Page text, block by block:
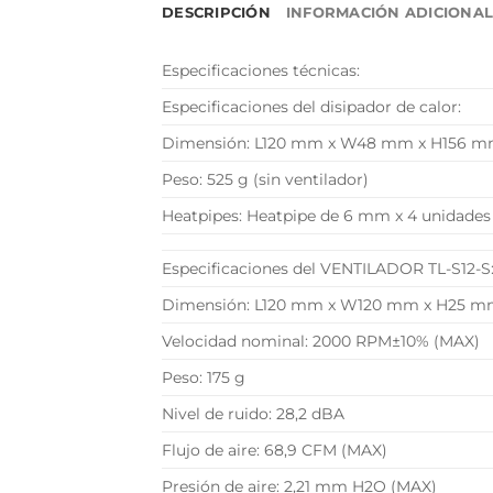
DESCRIPCIÓN INFORMACIÓN ADICIONAL
Especificaciones técnicas:
Especificaciones del disipador de calor:
Dimensión: L120 mm x W48 mm x H156
Peso: 525 g (sin ventilador)
Heatpipes: Heatpipe de 6 mm x 4 unidades
Especificaciones del VENTILADOR TL-S12-S:
Dimensión: L120 mm x W120 mm x H25
Velocidad nominal: 2000 RPM±10% (MAX)
Peso: 175 g
Nivel de ruido: 28,2 dBA
Flujo de aire: 68,9 CFM (MAX)
Presión de aire: 2,21 mm H2O (MAX)